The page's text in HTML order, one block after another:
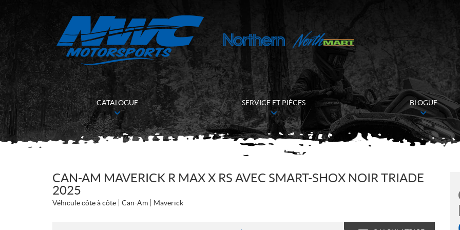
CATALOGUE SERVICE ET PIÈCES BLOGUE
CAN-AM MAVERICK R MAX X RS AVEC SMART-SHOX NOIR TRIADE
2025
Véhicule côte à côte Can-Am Maverick